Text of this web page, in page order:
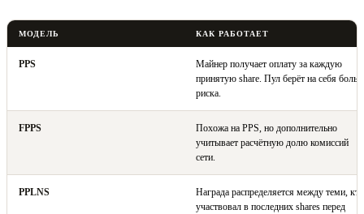
МОДЕЛЬ КАК РАБОТАЕТ
PPS
Майнер получает оплату за каждую
принятую share. Пул берёт на себя
риска.
FPPS
Похожа на PPS, но дополнительно
учитывает расчётную долю комиссий
сети.
PPLNS
Награда распределяется между теми, кто
участвовал в последних shares перед